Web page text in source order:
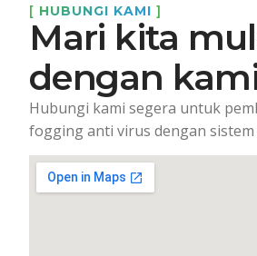
[ HUBUNGI KAMI ]
Mari kita
dengan
Hubungi kami segera untuk
fogging anti virus dengan